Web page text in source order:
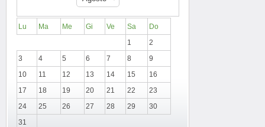
Lu Ma Me Gi Ve Sa
Do
1
2
3
4 5 6 7 8
9
10
11 12 13 14 15
16
17
18 19 20 21 22
23
24
25 26 27 28 29
30
31